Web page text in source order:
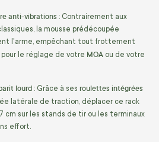
anti-vibrations : Contrairement aux
la mousse prédécoupée
l'arme, empêchant tout frottement
le réglage de votre MOA ou de votre
lourd : Grâce à ses roulettes intégrées
latérale de traction, déplacer ce rack
cm sur les stands de tir ou les terminaux
effort.